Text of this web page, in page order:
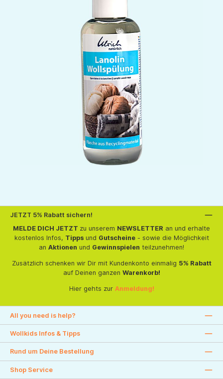
JETZT 5% Rabatt sichern!
MELDE DICH JETZT zu unserem NEWSLETTER an und erhalte
kostenlos Infos, Tippsund Gutscheine- sowie die Möglichkeit
an Aktionen und Gewinnspielen teilzunehmen!
Zusätzlich schenken wir Dir mit Kundenkonto einmalig 5% Rabatt
auf Deinen ganzen Warenkorb!
Hier gehts zur Anmeldung!
All you need is help?
Wollkids Infos & Tipps
Rund um Deine Bestellung
Shop Service